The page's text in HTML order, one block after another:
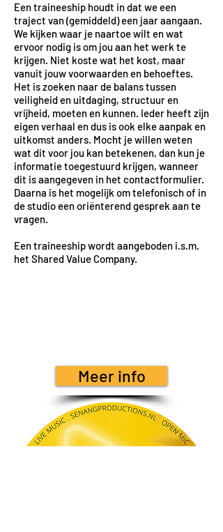
Een traineeship houdt in dat we een
traject van (gemiddeld) een jaar aangaan.
We kijken waar je naartoe wilt en wat
ervoor nodig is om jou aan het werk te
krijgen. Niet koste wat het kost, maar
vanuit jouw voorwaarden en behoeftes.
Het is zoeken naar de balans tussen
veiligheid en uitdaging, structuur en
vrijheid, moeten en kunnen. Ieder heeft zijn
eigen verhaal en dus is ook elke aanpak en
uitkomst anders. Mocht je willen weten
wat dit voor jou kan betekenen, dan kun je
informatie toegestuurd krijgen, wanneer
dit is aangegeven in het contactformulier.
Daarna is het mogelijk om telefonisch of in
de studio een oriënterend gesprek aan te
vragen.
Een traineeship wordt aangeboden i.s.m.
het Shared Value Company.
Meer info